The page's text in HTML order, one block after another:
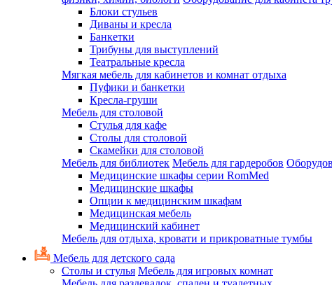
Блоки стульев
Диваны и кресла
Банкетки
Трибуны для выступлений
Театральные кресла
Мягкая мебель для кабинетов и комнат отдыха
Пуфики и банкетки
Кресла-груши
Мебель для столовой
Cтулья для кафе
Cтолы для столовой
Скамейки для столовой
Мебель для библиотек Мебель для гардеробов
Медицинские шкафы серии RomMed
Медицинские шкафы
Опции к медицинским шкафам
Медицинская мебель
Медицинский кабинет
Мебель для отдыха, кровати и прикроватные тумбы
Мебель для детского сада
Столы и стулья Мебель для игровых комнат